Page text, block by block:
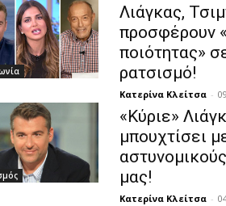
Λιάγκας,
προσφέρουν
ποιότητας»
ρατσισμό!
Κατερίνα Κλείτσα -
«Κύριε»
μπουχτίσει
μας!
Κατερίνα Κλείτσα -